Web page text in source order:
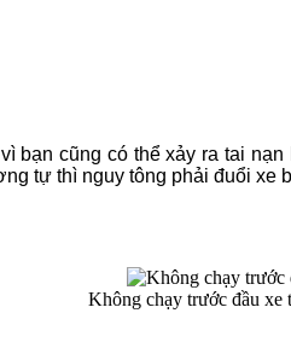
cũng có thể xảy ra tai
tự thì nguy tông phải đuổi xe
Không chạy trước đầu xe